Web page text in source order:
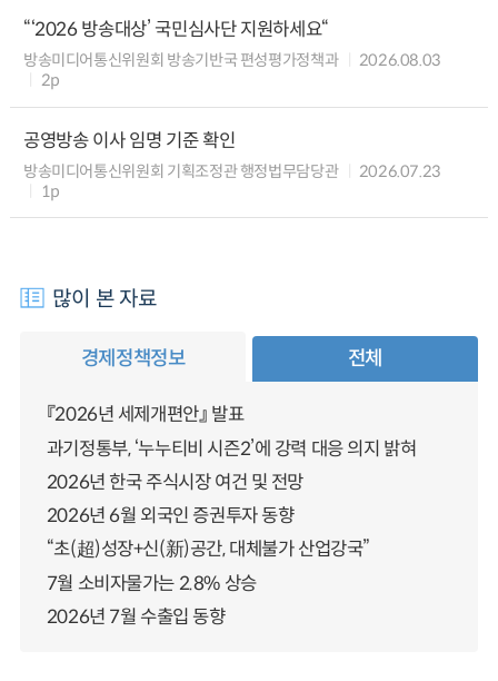
“‘2026 방송대상’ 국민심사단 지원하세요“
방송미디어통신위원회 방송기반국 편성평가정책과
2026.08.03
2p
공영방송 이사 임명 기준 확인
방송미디어통신위원회 기획조정관 행정법무담당관
2026.07.23
1p
많이 본 자료
경제정책정보 전체
『2026년 세제개편안』 발표
과기정통부, ‘누누티비 시즌2’에 강력 대응 의지 밝혀
2026년 한국 주식시장 여건 및 전망
2026년 6월 외국인 증권투자 동향
“초(超)성장+신(新)공간, 대체불가 산업강국”
7월 소비자물가는 2.8% 상승
2026년 7월 수출입 동향